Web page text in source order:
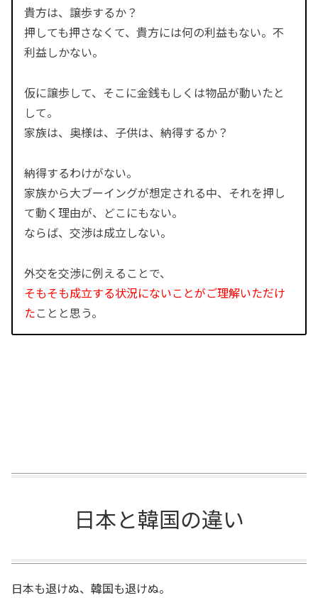
貴方は、譲歩するか？
押しても押さなくて、貴方には何の利益もない。不
利益しかない。
仮に譲歩して、そこに金銭もしくは物品が動いたと
して。
家族は、奥様は、子供は、納得するか？
納得するわけがない。
家族から大ブーイングが想定される中、それを押し
て動く理由が、どこにもない。
ならば、交渉は成立しない。
外交を交渉に例えることで、
そもそも成立する状況にないことがご理解いただけ
たことと思う。
日本と韓国の違い
日本も退けぬ、韓国も退けぬ。